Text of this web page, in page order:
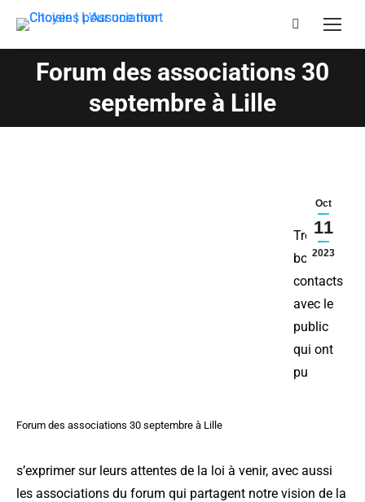
Forum des associations 30
septembre à Lille
Oct
11
2023
Forum des associations 30 septembre à Lille
Très
bons
contacts
avec le
public
qui ont
pu
s’exprimer sur leurs attentes de la loi à venir, avec aussi
les associations du forum qui partagent notre vision de la